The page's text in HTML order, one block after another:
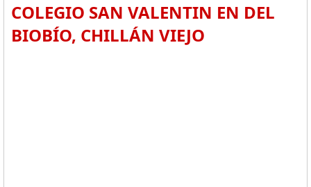
COLEGIO SAN VALENTIN EN DEL
BIOBÍO, CHILLÁN VIEJO